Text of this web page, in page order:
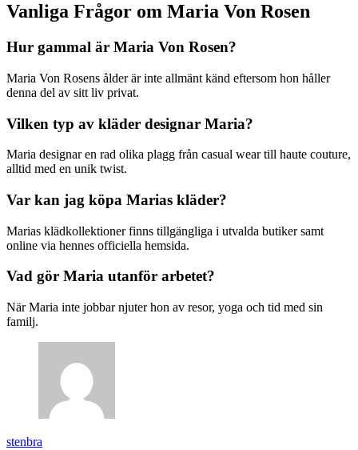
Vanliga Frågor om Maria Von Rosen
Hur gammal är Maria Von Rosen?
Maria Von Rosens ålder är inte allmänt känd eftersom hon håller
denna del av sitt liv privat.
Vilken typ av kläder designar Maria?
Maria designar en rad olika plagg från casual wear till haute couture,
alltid med en unik twist.
Var kan jag köpa Marias kläder?
Marias klädkollektioner finns tillgängliga i utvalda butiker samt
online via hennes officiella hemsida.
Vad gör Maria utanför arbetet?
När Maria inte jobbar njuter hon av resor, yoga och tid med sin
familj.
stenbra